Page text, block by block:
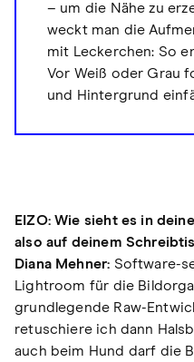
– um die Nähe zu
weckt man die
mit Leckerchen: So
Vor Weiß oder Grau
und Hintergrund
EIZO: Wie sieht es in
also auf deinem
Diana Mehner: Software-
Lightroom für die
grundlegende Raw-
retuschiere ich dann
auch beim Hund darf die